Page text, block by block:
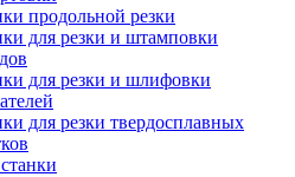
продольной резки
для резки и штамповки
для резки и шлифовки
для резки твердосплавных